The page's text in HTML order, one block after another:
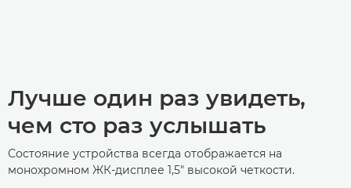
Лучше один раз увидеть,
чем сто раз услышать
Состояние устройства всегда отображается на
монохромном ЖК-дисплее 1,5" высокой четкости.